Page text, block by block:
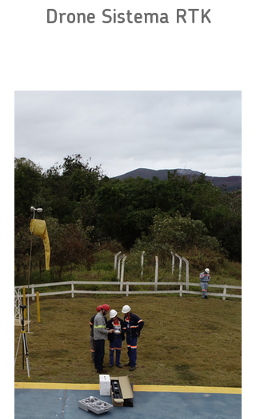
Drone Sistema RTK